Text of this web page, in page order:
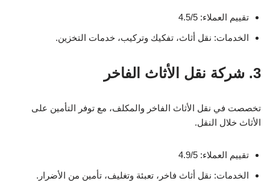
تقييم العملاء: 4.5/5
الخدمات: نقل أثاث، تفكيك وتركيب، خدمات التخزين.
3. شركة نقل الأثاث الفاخر
تخصصت في نقل الأثاث الفاخر والمكلف، مع توفر التأمين على
الأثاث خلال النقل.
تقييم العملاء: 4.9/5
الخدمات: نقل أثاث فاخر، تعبئة وتغليف، تأمين من الأضرار.